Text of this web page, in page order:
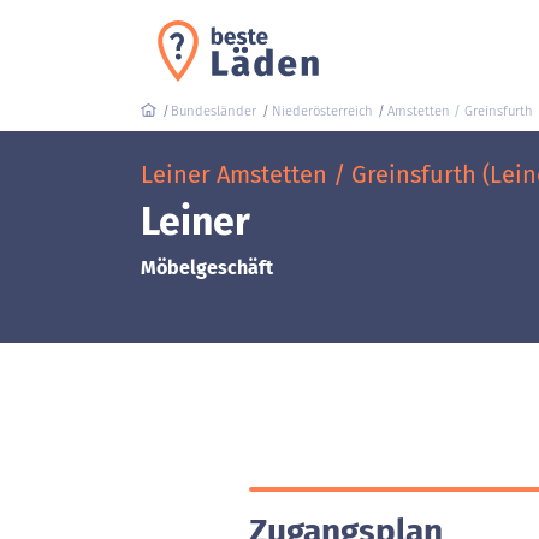
Bundesländer Niederösterreich Amstetten / Greinsfurth
Leiner Amstetten / Greinsfurth
Leiner
Möbelgeschäft